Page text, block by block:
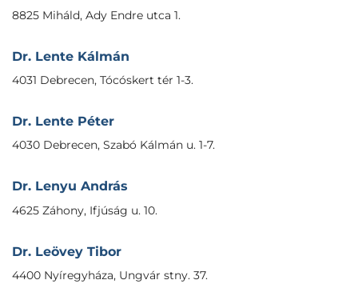
8825 Miháld, Ady Endre utca 1.
Dr. Lente Kálmán
4031 Debrecen, Tócóskert tér 1-3.
Dr. Lente Péter
4030 Debrecen, Szabó Kálmán u. 1-7.
Dr. Lenyu András
4625 Záhony, Ifjúság u. 10.
Dr. Leövey Tibor
4400 Nyíregyháza, Ungvár stny. 37.